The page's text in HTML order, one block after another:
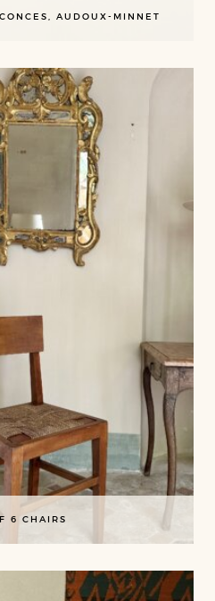
AUDOUX-MINNET
6 CHAIRS